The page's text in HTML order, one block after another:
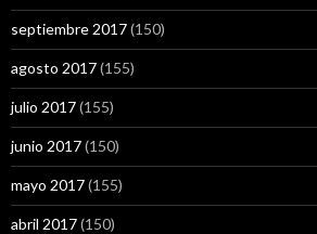
septiembre 2017(150)
agosto 2017(155)
julio 2017(155)
junio 2017(150)
mayo 2017(155)
abril 2017(150)